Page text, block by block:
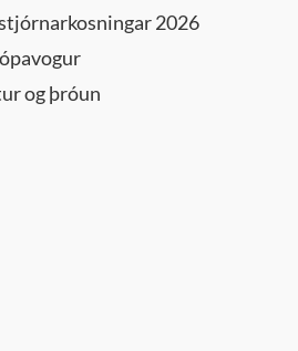
2026
og þróun